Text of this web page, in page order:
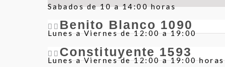
Sabados de 10 a 14:00 horas
Benito Blanco 1090
Lunes a Viernes de 12:00 a 19:00
Constituyente 1593
Lunes a Viernes de 12:00 a 19:00 horas